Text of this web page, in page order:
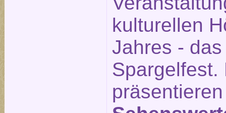
kulturellen
Jahres -
Spargelfest.